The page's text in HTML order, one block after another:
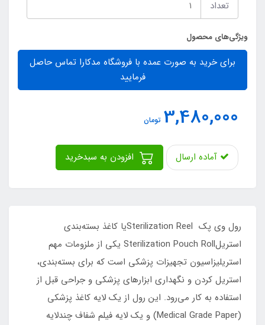
تعداد
ویژگی‌های محصول
برای خرید به صورت عمده با فروشگاه مدکارا تماس حاصل
فرمایید
3,480,000 تومان
آماده ارسال
رول وی پک Sterilization Reelیا کاغذ بسته‌بندی
استریلSterilization Pouch Roll یکی از ملزومات مهم
استریلیزاسیون تجهیزات پزشکی است که برای بسته‌بندی،
استریل کردن و نگهداری ابزارهای پزشکی و جراحی قبل از
استفاده به کار می‌رود. این رول از یک لایه کاغذ پزشکی
(Medical Grade Paper) و یک لایه فیلم شفاف چندلایه